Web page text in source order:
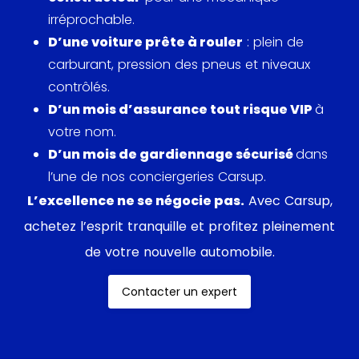
calandre proéminente et des lignes fluides qui
soulignent son héritage Bentley. L'intérieur offre un
haut niveau de luxe, avec un large usage de cuir,
de boiseries et de finitions métalliques de haute
qualité. L'habitacle est conçu pour accueillir quatre
adultes, avec un espace généreux pour les
passagers arrière, ce qui n'est pas toujours le cas
dans cette catégorie de véhicules.
La Continental GT 2005 est également équipée de
diverses technologies avancées, y compris un
un système de freinage antiblocage. Le système
de suspension permet de modifier la hauteur de
irréprochable.
D’une voiture prête à rouler : plein de
carburant, pression des pneus et niveaux
contrôlés.
D’un mois d’assurance tout risque VIPà
votre nom.
D’un mois de gardiennage sécurisédans
l’une de nos conciergeries Carsup.
L’excellence ne se négocie pas.Avec Carsup,
achetez l’esprit tranquille et profitez pleinement
de votre nouvelle automobile.
Contacter un expert